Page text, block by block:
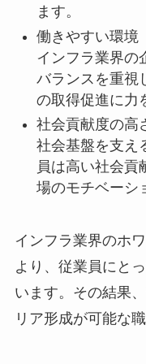
ます。
働きやすい環境
インフラ業界の
バランスを重視
の取得促進に力
社会貢献度の高
社会基盤を支え
員は高い社会貢
場のモチベーシ
インフラ業界のホ
より、従業員にと
います。その結果
リア形成が可能な